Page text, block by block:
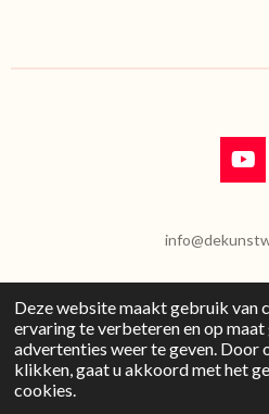
Deze website maakt gebruik van
ervaring te verbeteren en op
advertenties weer te geven. Door
klikken, gaat u akkoord met het
cookies.
Y
o
u
D
e
l
e
D
e
e
l
S
h
a
r